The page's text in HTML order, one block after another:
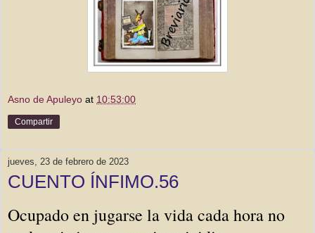
Asno de Apuleyo at 10:53:00
Compartir
jueves, 23 de febrero de 2023
CUENTO ÍNFIMO.56
Ocupado en jugarse la vida cada hora no